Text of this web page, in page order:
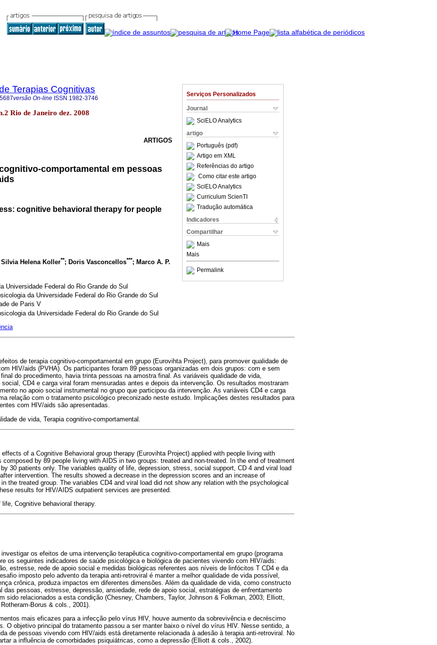
Serviços Personalizados
Journal
SciELO Analytics
artigo
Português (pdf)
Artigo em XML
Referências do artigo
Como citar este artigo
SciELO Analytics
Curriculum ScienTI
Tradução automática
Indicadores
Compartilhar
Mais
Mais
Permalink
Terapias Cognitivas
versão On-line ISSN 1982-3746
Rio de Janeiro dez. 2008
ARTIGOS
comportamental em pessoas
cognitive behavioral therapy for people
Silvia Helena Koller**; Doris Vasconcellos***; Marco A. P.
Universidade Federal do Rio Grande do Sul
da Universidade Federal do Rio Grande do Sul
de Paris V
da Universidade Federal do Rio Grande do Sul
de terapia cognitivo-comportamental em grupo (Eurovihta Project), para promover qualidade de
HIV/aids (PVHA). Os participantes foram 89 pessoas organizadas em dois grupos: com e sem
do procedimento, havia trinta pessoas na amostra final. As variáveis qualidade de vida,
CD4 e carga viral foram mensuradas antes e depois da intervenção. Os resultados mostraram
no apoio social instrumental no grupo que participou da intervenção. As variáveis CD4 e carga
relação com o tratamento psicológico preconizado neste estudo. Implicações destes resultados para
com HIV/aids são apresentadas.
de vida, Terapia cognitivo-comportamental.
of a Cognitive Behavioral group therapy (Eurovihta Project) applied with people living with
composed by 89 people living with AIDS in two groups: treated and non-treated. In the end of treatment
30 patients only. The variables quality of life, depression, stress, social support, CD 4 and viral load
intervention. The results showed a decrease in the depression scores and an increase of
the treated group. The variables CD4 and viral load did not show any relation with the psychological
results for HIV/AIDS outpatient services are presented.
Cognitive behavioral therapy.
os efeitos de uma intervenção terapêutica cognitivo-comportamental em grupo (programa
os seguintes indicadores de saúde psicológica e biológica de pacientes vivendo com HIV/aids:
estresse, rede de apoio social e medidas biológicas referentes aos níveis de linfócitos T CD4 e da
imposto pelo advento da terapia anti-retroviral é manter a melhor qualidade de vida possível,
crônica, produza impactos em diferentes dimensões. Além da qualidade de vida, como constructo
das pessoas, estresse, depressão, ansiedade, rede de apoio social, estratégias de enfrentamento
sido relacionados a esta condição (Chesney, Chambers, Taylor, Johnson & Folkman, 2003; Elliott,
Borus & cols., 2001).
mais eficazes para a infecção pelo vírus HIV, houve aumento da sobrevivência e decréscimo
O objetivo principal do tratamento passou a ser manter baixo o nível do vírus HIV. Nesse sentido, a
de pessoas vivendo com HIV/aids está diretamente relacionada à adesão à terapia anti-retroviral. No
a influência de comorbidades psiquiátricas, como a depressão (Elliott & cols., 2002).